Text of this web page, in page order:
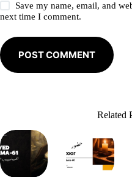
Save my name, email, and
next time I comment.
POST COMMENT
Related